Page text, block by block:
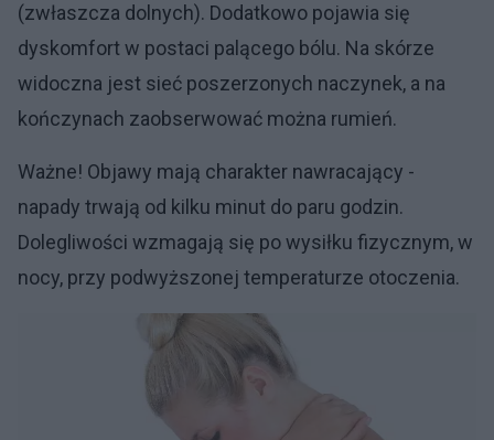
(zwłaszcza dolnych). Dodatkowo pojawia się
dyskomfort w postaci palącego bólu. Na skórze
widoczna jest sieć poszerzonych naczynek, a na
kończynach zaobserwować można rumień.
Ważne! Objawy mają charakter nawracający -
napady trwają od kilku minut do paru godzin.
Dolegliwości wzmagają się po wysiłku fizycznym, w
nocy, przy podwyższonej temperaturze otoczenia.